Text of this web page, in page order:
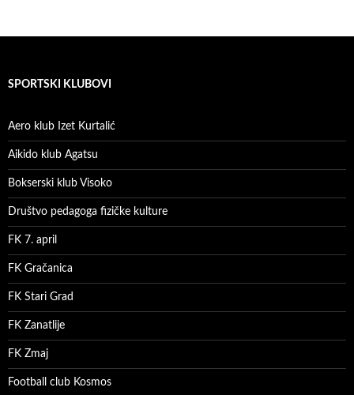
SPORTSKI KLUBOVI
Aero klub Izet Kurtalić
Aikido klub Agatsu
Bokserski klub Visoko
Društvo pedagoga fizičke kulture
FK 7. april
FK Gračanica
FK Stari Grad
FK Zanatlije
FK Zmaj
Football club Kosmos